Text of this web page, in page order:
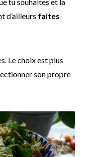
d’ailleurs faites
Le choix est plus
son propre